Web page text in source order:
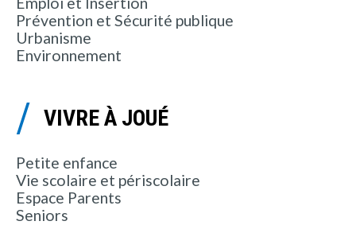
Prévention et Sécurité publique
Urbanisme
Environnement
VIVRE À JOUÉ
Petite enfance
Vie scolaire et périscolaire
Espace Parents
Seniors